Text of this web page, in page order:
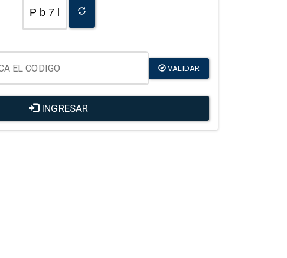
P b 7 l
VALIDAR
INGRESAR